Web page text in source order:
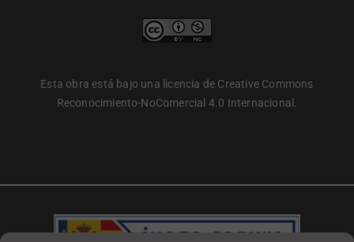
Esta obra está bajo una licencia de Creative Commons
Reconocimiento-NoComercial 4.0 Internacional.